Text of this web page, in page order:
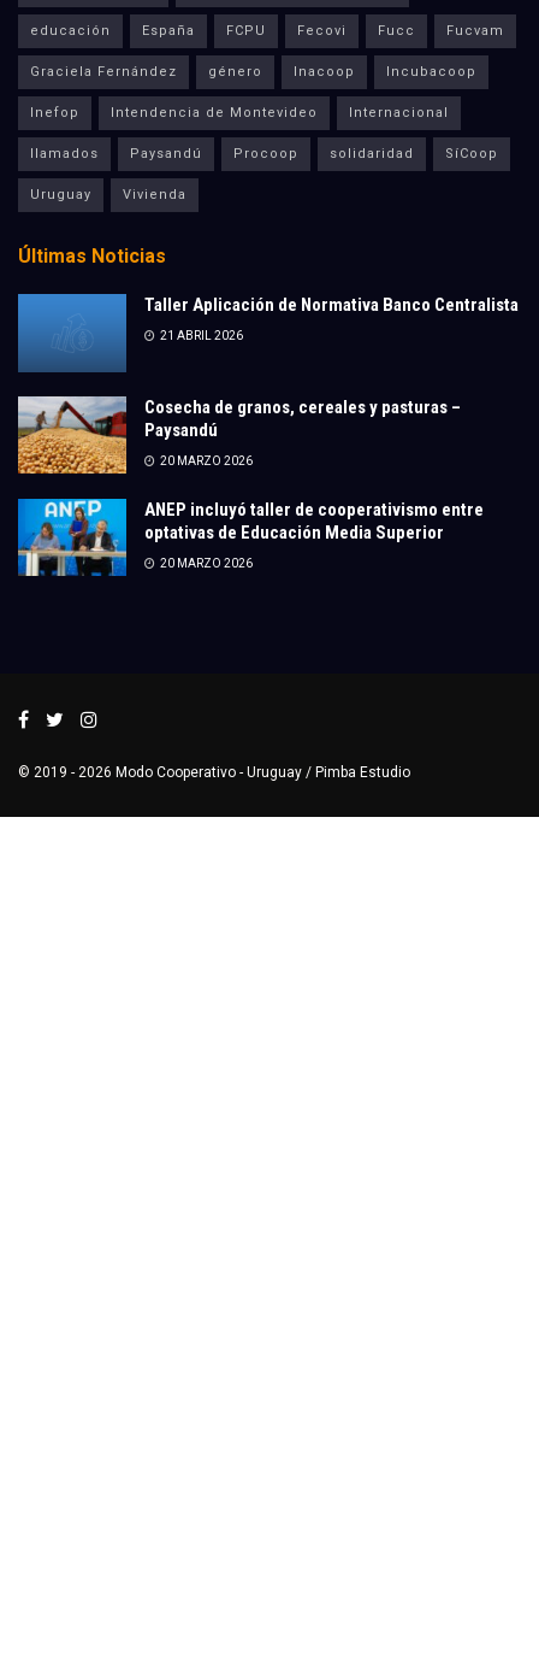
educación España FCPU Fecovi Fucc Fucvam
Graciela Fernández género Inacoop Incubacoop
Inefop Intendencia de Montevideo Internacional
llamados Paysandú Procoop solidaridad SíCoop
Uruguay Vivienda
Últimas Noticias
Taller Aplicación de Normativa Banco Centralista
21 ABRIL 2026
Cosecha de granos, cereales y pasturas –
Paysandú
20 MARZO 2026
ANEP incluyó taller de cooperativismo entre
optativas de Educación Media Superior
20 MARZO 2026
© 2019 - 2026 Modo Cooperativo - Uruguay / Pimba Estudio